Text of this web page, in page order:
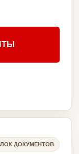
ДОКУМЕНТОВ